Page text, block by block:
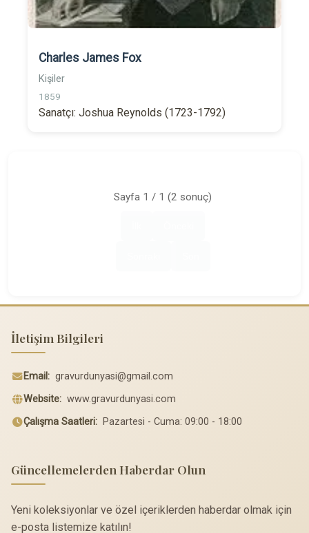
Charles James Fox
Kişiler
1859
Sanatçı: Joshua Reynolds (1723-1792)
Sayfa 1 / 1 (2 sonuç)
İletişim Bilgileri
Email: gravurdunyasi@gmail.com
Website: www.gravurdunyasi.com
Çalışma Saatleri: Pazartesi - Cuma: 09:00 - 18:00
Güncellemelerden Haberdar Olun
Yeni koleksiyonlar ve özel içeriklerden haberdar olmak için
e-posta listemize katılın!